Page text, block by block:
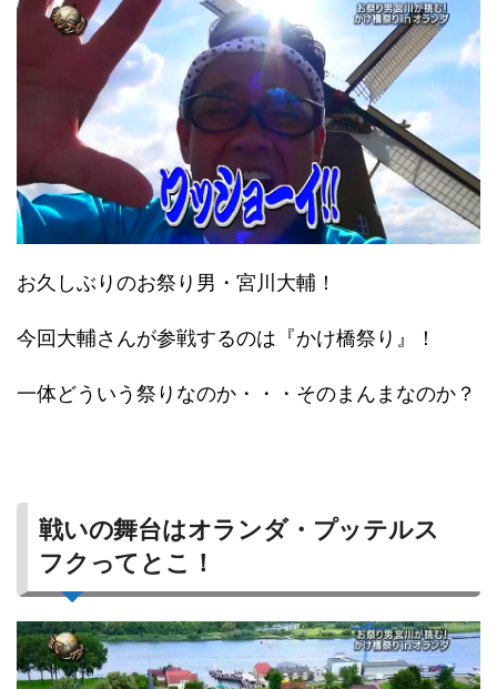
お久しぶりのお祭り男・宮川大輔！
今回大輔さんが参戦するのは『かけ橋祭り』！
一体どういう祭りなのか・・・そのまんまなのか？
戦いの舞台はオランダ・プッテルス
フクってとこ！